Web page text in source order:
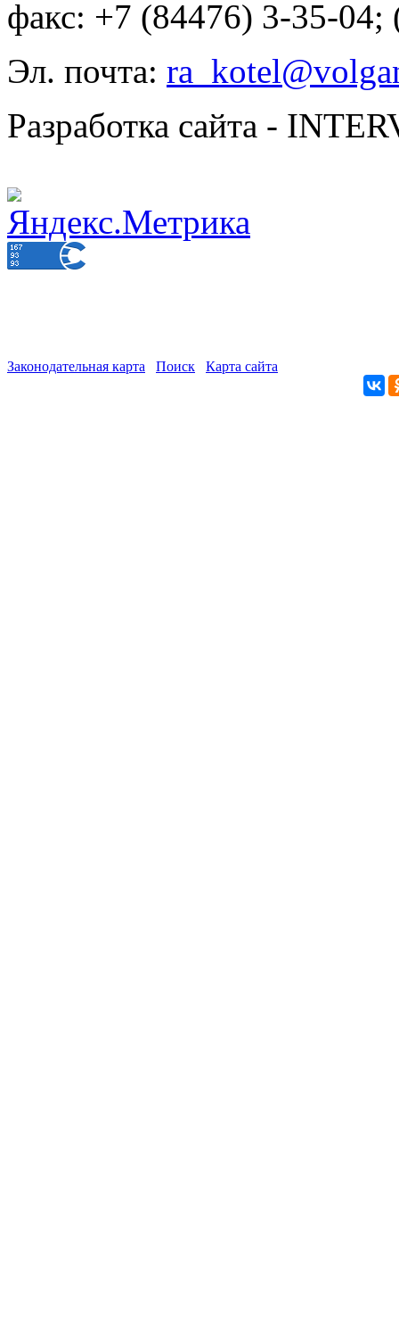
факс: +7 (84476) 3-35-04;
Эл. почта:
Разработка сайта -
Законодательная карта Поиск Карта сайта